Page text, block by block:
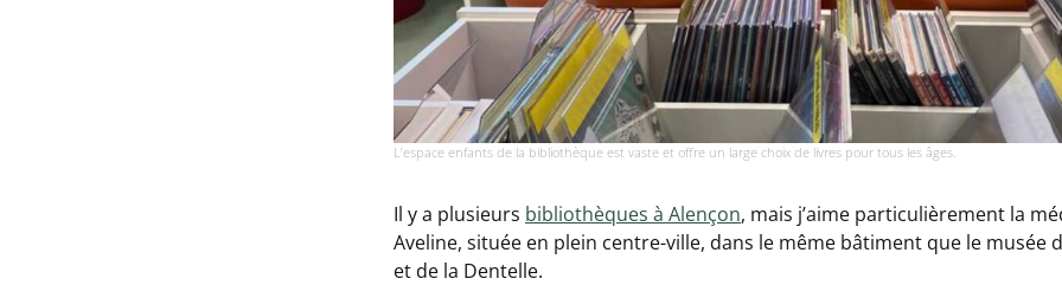
L’espace enfants de la bibliothèque est vaste et offre un large choix de livres pour tous les âges.
Il y a plusieurs bibliothèques à Alençon, mais j’aime particulièrement la
Aveline, située en plein centre-ville, dans le même bâtiment que le musée
et de la Dentelle.